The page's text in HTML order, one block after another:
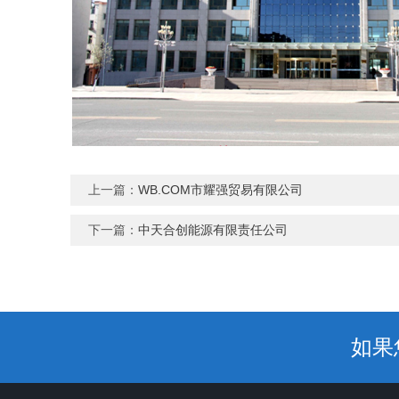
上一篇：WB.COM市耀强贸易有限公司
下一篇：中天合创能源有限责任公司
如果